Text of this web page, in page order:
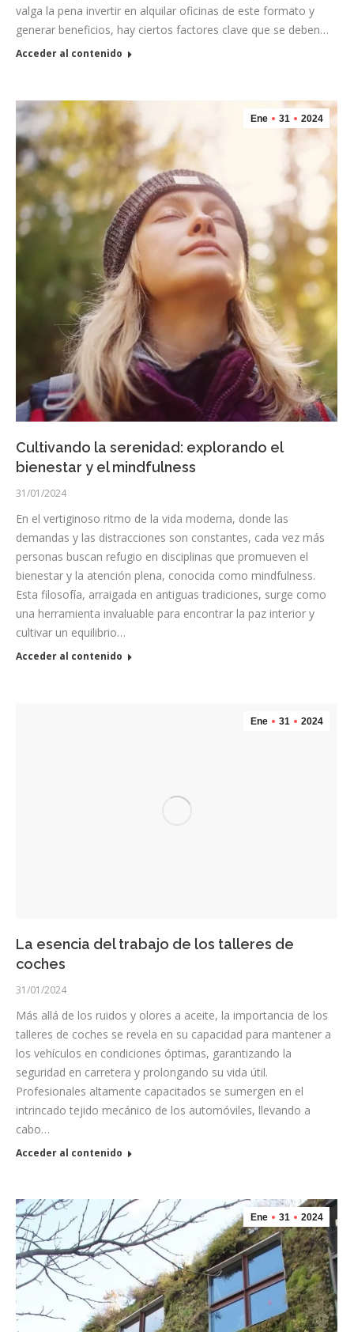
valga la pena invertir en alquilar oficinas de este formato y
generar beneficios, hay ciertos factores clave que se deben…
Acceder al contenido
Ene 31 2024
Cultivando la serenidad: explorando el
bienestar y el mindfulness
31/01/2024
En el vertiginoso ritmo de la vida moderna, donde las
demandas y las distracciones son constantes, cada vez más
personas buscan refugio en disciplinas que promueven el
bienestar y la atención plena, conocida como mindfulness.
Esta filosofía, arraigada en antiguas tradiciones, surge como
una herramienta invaluable para encontrar la paz interior y
cultivar un equilibrio…
Acceder al contenido
Ene 31 2024
La esencia del trabajo de los talleres de
coches
31/01/2024
Más allá de los ruidos y olores a aceite, la importancia de los
talleres de coches se revela en su capacidad para mantener a
los vehículos en condiciones óptimas, garantizando la
seguridad en carretera y prolongando su vida útil.
Profesionales altamente capacitados se sumergen en el
intrincado tejido mecánico de los automóviles, llevando a
cabo…
Acceder al contenido
Ene 31 2024